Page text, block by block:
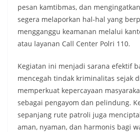
pesan kamtibmas, dan
segera melaporkan hal-hal yang
mengganggu keamanan melalui
atau layanan Call Center Polri 110.
Kegiatan ini menjadi sarana efektif
mencegah tindak kriminalitas sejak
memperkuat kepercayaan
sebagai pengayom dan pelindung.
sepanjang rute patroli juga
aman, nyaman, dan harmonis bagi